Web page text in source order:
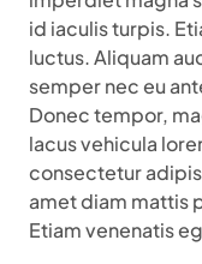
id iaculis turpis.
luctus. Aliquam
semper nec eu
Donec tempor,
lacus vehicula
consectetur
amet diam mattis
Etiam venenatis